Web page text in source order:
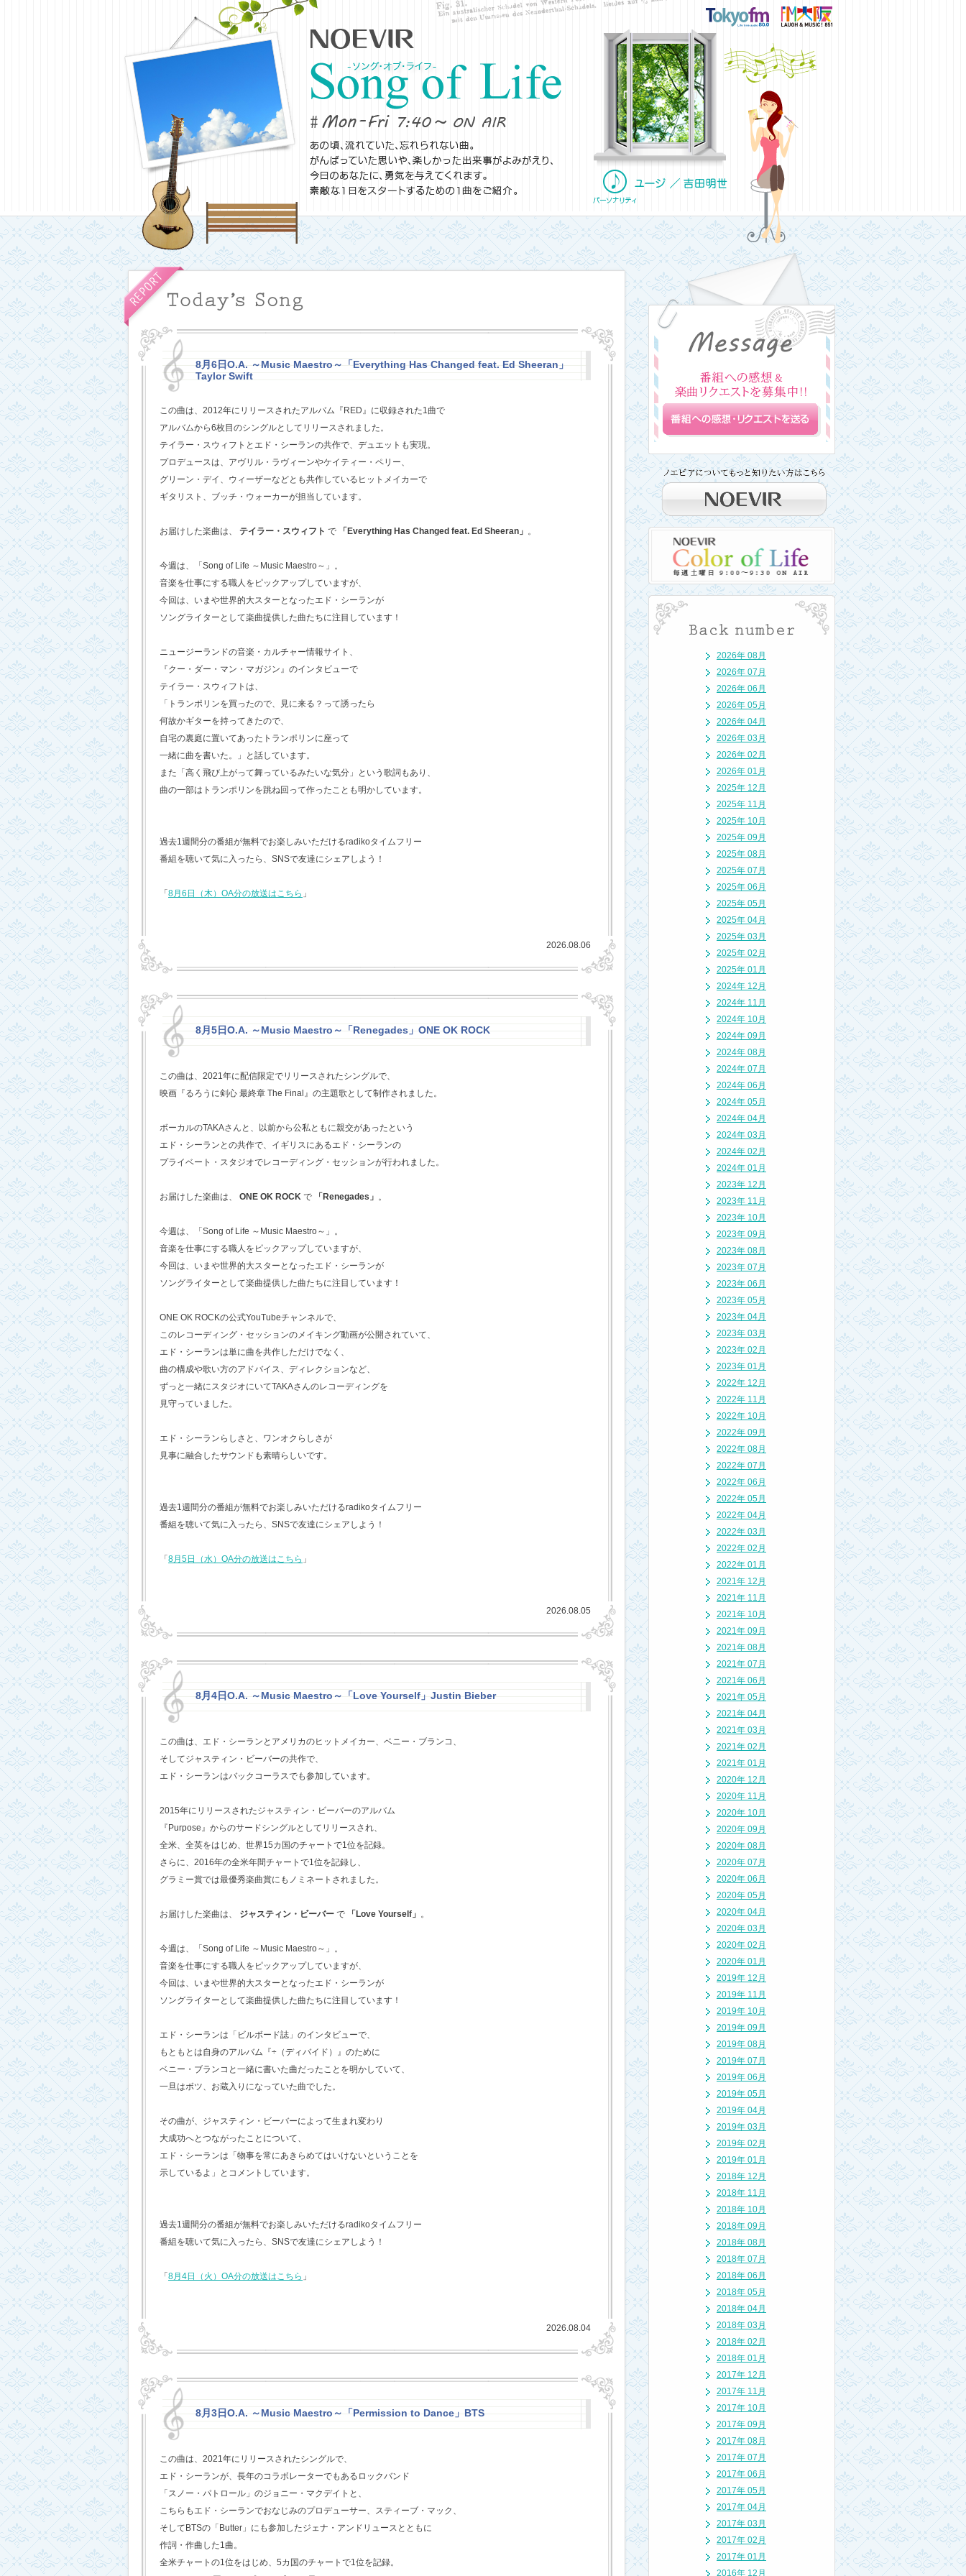
8月6日O.A. ～Music Maestro～「Everything Has Changed feat. Ed Sheeran」
Taylor Swift
この曲は、2012年にリリースされたアルバム『RED』に収録された1曲で
アルバムから6枚目のシングルとしてリリースされました。
テイラー・スウィフトとエド・シーランの共作で、デュエットも実現。
プロデュースは、アヴリル・ラヴィーンやケイティー・ペリー、
グリーン・デイ、ウィーザーなどとも共作しているヒットメイカーで
ギタリスト、ブッチ・ウォーカーが担当しています。
お届けした楽曲は、 テイラー・スウィフト で 「Everything Has Changed feat. Ed Sheeran」 。
今週は、「Song of Life ～Music Maestro～」。
音楽を仕事にする職人をピックアップしていますが、
今回は、いまや世界的大スターとなったエド・シーランが
ソングライターとして楽曲提供した曲たちに注目しています！
ニュージーランドの音楽・カルチャー情報サイト、
『クー・ダー・マン・マガジン』のインタビューで
テイラー・スウィフトは、
「トランポリンを買ったので、見に来る？って誘ったら
何故かギターを持ってきたので、
自宅の裏庭に置いてあったトランポリンに座って
一緒に曲を書いた。」と話しています。
また「高く飛び上がって舞っているみたいな気分」という歌詞もあり、
曲の一部はトランポリンを跳ね回って作ったことも明かしています。
過去1週間分の番組が無料でお楽しみいただけるradikoタイムフリー
番組を聴いて気に入ったら、SNSで友達にシェアしよう！
「 8月6日（木）OA分の放送はこちら 」
2026.08.06
8月5日O.A. ～Music Maestro～「Renegades」ONE OK ROCK
この曲は、2021年に配信限定でリリースされたシングルで、
映画『るろうに剣心 最終章 The Final』の主題歌として制作されました。
ボーカルのTAKAさんと、以前から公私ともに親交があったという
エド・シーランとの共作で、イギリスにあるエド・シーランの
プライベート・スタジオでレコーディング・セッションが行われました。
お届けした楽曲は、 ONE OK ROCK で 「Renegades」 。
今週は、「Song of Life ～Music Maestro～」。
音楽を仕事にする職人をピックアップしていますが、
今回は、いまや世界的大スターとなったエド・シーランが
ソングライターとして楽曲提供した曲たちに注目しています！
ONE OK ROCKの公式YouTubeチャンネルで、
このレコーディング・セッションのメイキング動画が公開されていて、
エド・シーランは単に曲を共作しただけでなく、
曲の構成や歌い方のアドバイス、ディレクションなど、
ずっと一緒にスタジオにいてTAKAさんのレコーディングを
見守っていました。
エド・シーランらしさと、ワンオクらしさが
見事に融合したサウンドも素晴らしいです。
過去1週間分の番組が無料でお楽しみいただけるradikoタイムフリー
番組を聴いて気に入ったら、SNSで友達にシェアしよう！
「 8月5日（水）OA分の放送はこちら 」
2026.08.05
8月4日O.A. ～Music Maestro～「Love Yourself」Justin Bieber
この曲は、エド・シーランとアメリカのヒットメイカー、ベニー・ブランコ、
そしてジャスティン・ビーバーの共作で、
エド・シーランはバックコーラスでも参加しています。
2015年にリリースされたジャスティン・ビーバーのアルバム
『Purpose』からのサードシングルとしてリリースされ、
全米、全英をはじめ、世界15カ国のチャートで1位を記録。
さらに、2016年の全米年間チャートで1位を記録し、
グラミー賞では最優秀楽曲賞にもノミネートされました。
お届けした楽曲は、 ジャスティン・ビーバー で 「Love Yourself」 。
今週は、「Song of Life ～Music Maestro～」。
音楽を仕事にする職人をピックアップしていますが、
今回は、いまや世界的大スターとなったエド・シーランが
ソングライターとして楽曲提供した曲たちに注目しています！
エド・シーランは「ビルボード誌」のインタビューで、
もともとは自身のアルバム『÷（ディバイド）』のために
ベニー・ブランコと一緒に書いた曲だったことを明かしていて、
一旦はボツ、お蔵入りになっていた曲でした。
その曲が、ジャスティン・ビーバーによって生まれ変わり
大成功へとつながったことについて、
エド・シーランは「物事を常にあきらめてはいけないということを
示しているよ」とコメントしています。
過去1週間分の番組が無料でお楽しみいただけるradikoタイムフリー
番組を聴いて気に入ったら、SNSで友達にシェアしよう！
「 8月4日（火）OA分の放送はこちら 」
2026.08.04
8月3日O.A. ～Music Maestro～「Permission to Dance」BTS
この曲は、2021年にリリースされたシングルで、
エド・シーランが、長年のコラボレーターでもあるロックバンド
「スノー・パトロール」のジョニー・マクデイトと、
こちらもエド・シーランでおなじみのプロデューサー、スティーブ・マック、
そしてBTSの「Butter」にも参加したジェナ・アンドリュースとともに
作詞・作曲した1曲。
全米チャートの1位をはじめ、5カ国のチャートで1位を記録。
2026年 08月
2026年 07月
2026年 06月
2026年 05月
2026年 04月
2026年 03月
2026年 02月
2026年 01月
2025年 12月
2025年 11月
2025年 10月
2025年 09月
2025年 08月
2025年 07月
2025年 06月
2025年 05月
2025年 04月
2025年 03月
2025年 02月
2025年 01月
2024年 12月
2024年 11月
2024年 10月
2024年 09月
2024年 08月
2024年 07月
2024年 06月
2024年 05月
2024年 04月
2024年 03月
2024年 02月
2024年 01月
2023年 12月
2023年 11月
2023年 10月
2023年 09月
2023年 08月
2023年 07月
2023年 06月
2023年 05月
2023年 04月
2023年 03月
2023年 02月
2023年 01月
2022年 12月
2022年 11月
2022年 10月
2022年 09月
2022年 08月
2022年 07月
2022年 06月
2022年 05月
2022年 04月
2022年 03月
2022年 02月
2022年 01月
2021年 12月
2021年 11月
2021年 10月
2021年 09月
2021年 08月
2021年 07月
2021年 06月
2021年 05月
2021年 04月
2021年 03月
2021年 02月
2021年 01月
2020年 12月
2020年 11月
2020年 10月
2020年 09月
2020年 08月
2020年 07月
2020年 06月
2020年 05月
2020年 04月
2020年 03月
2020年 02月
2020年 01月
2019年 12月
2019年 11月
2019年 10月
2019年 09月
2019年 08月
2019年 07月
2019年 06月
2019年 05月
2019年 04月
2019年 03月
2019年 02月
2019年 01月
2018年 12月
2018年 11月
2018年 10月
2018年 09月
2018年 08月
2018年 07月
2018年 06月
2018年 05月
2018年 04月
2018年 03月
2018年 02月
2018年 01月
2017年 12月
2017年 11月
2017年 10月
2017年 09月
2017年 08月
2017年 07月
2017年 06月
2017年 05月
2017年 04月
2017年 03月
2017年 02月
2017年 01月
2016年 12月